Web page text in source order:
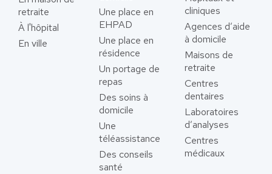
retraite
À l'hôpital
En ville
Une place en
EHPAD
Une place en
résidence
Un portage de
repas
Des soins à
domicile
Une
téléassistance
Des conseils
santé
cliniques
Agences d’aide
à domicile
Maisons de
retraite
Centres
dentaires
Laboratoires
d’analyses
Centres
médicaux